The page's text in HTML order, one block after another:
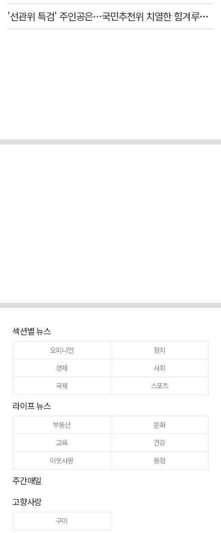
'선관위 특검' 주인공은…국민추천위 치열한 힘겨루기 나설 듯
섹션별 뉴스
오피니언
정치
경제
사회
국제
스포츠
라이프 뉴스
부동산
문화
교육
건강
이웃사랑
동정
주간매일
고향사랑
구미